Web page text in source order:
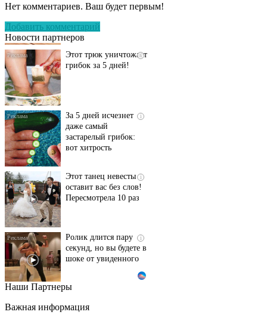
Нет комментариев. Ваш будет первым!
Добавить комментарий
Новости партнеров
исчезнет с корнем,
грибок за 5 дней!
даже самый
застарелый грибок:
вот хитрость
оставит вас без слов!
Пересмотрела 10 раз
секунд, но вы будете в
шоке от увиденного
Ролик из Омска: вы
Наши Партнеры
Важная информация